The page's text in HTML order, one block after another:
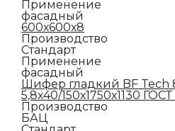
Применение
фасадный
600х600х8
Производство
Стандарт
Применение
фасадный
Шифер гладкий BF Tech
5,8х40/150х1750х1130
Производство
БАЦ